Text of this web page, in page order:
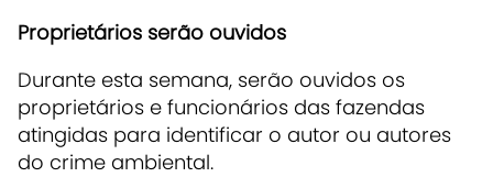
Proprietários serão ouvidos
Durante esta semana, serão ouvidos os
proprietários e funcionários das fazendas
atingidas para identificar o autor ou autores
do crime ambiental.